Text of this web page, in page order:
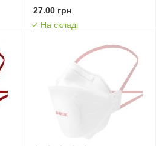
27.00 грн
На складі